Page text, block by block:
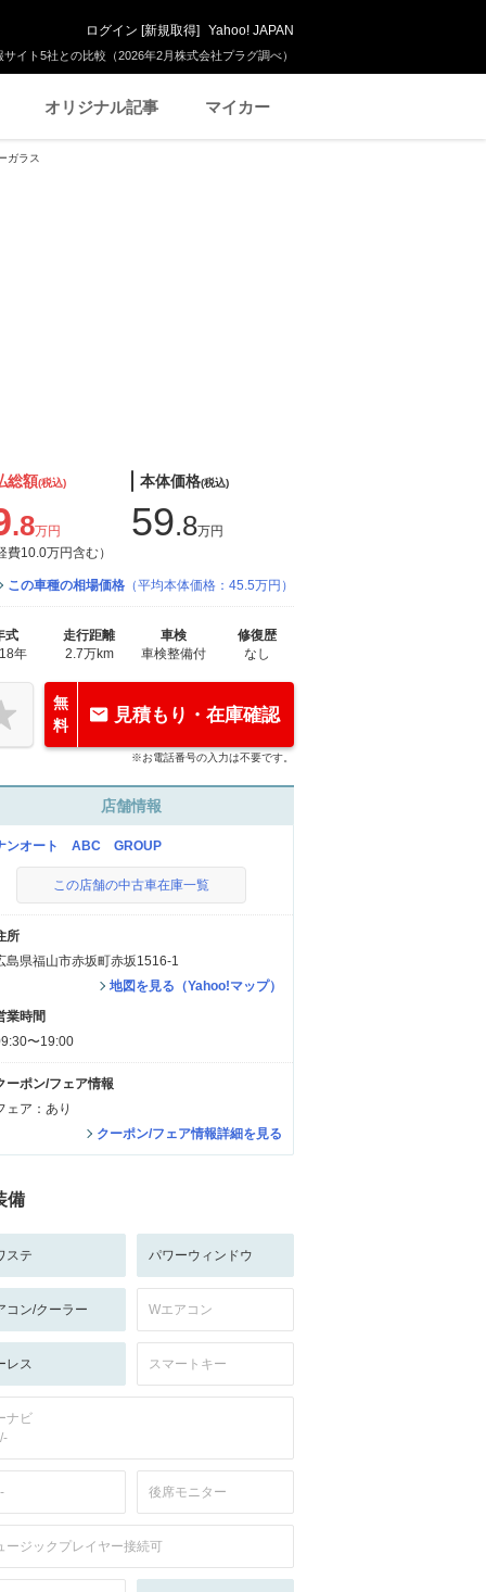
イト5社との比較（2026年2月株式会社プラグ調べ）
ログイン [新規取得] Yahoo! JAPAN
オリジナル記事 マイカー
ガラス
総額(税込)
.8万円
費10.0万円含む）
本体価格(税込)
59.8万円
この車種の相場価格 （平均本体価格：45.5万円）
式
年
走行距離
2.7万km
車検
車検整備付
修復歴
なし
無
料
見積もり・在庫確認
※お電話番号の入力は不要です。
店舗情報
ンオート ABC GROUP
この店舗の中古車在庫一覧
所
島県福山市赤坂町赤坂1516-1
地図を見る（Yahoo!マップ）
業時間
〜19:00
ーポン/フェア情報
ェア：あり
クーポン/フェア情報詳細を見る
備
ステ パワーウィンドウ
コン/クーラー Wエアコン
レス スマートキー
ナビ
後席モニター
ージックプレイヤー接続可